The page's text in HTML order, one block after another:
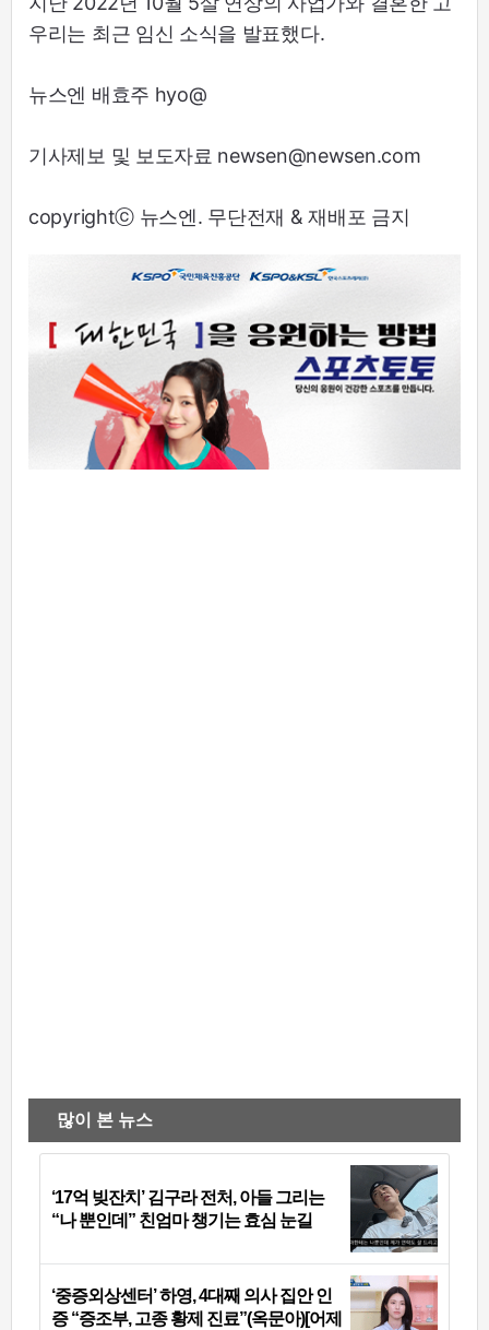
우리는 최근 임신 소식을 발표했다.
뉴스엔 배효주 hyo@
기사제보 및 보도자료 newsen@newsen.com
copyrightⓒ 뉴스엔. 무단전재 & 재배포 금지
많이 본 뉴스
‘17억 빚잔치’ 김구라 전처, 아들 그리는
“나 뿐인데” 친엄마 챙기는 효심 눈길
‘중증외상센터’ 하영, 4대째 의사 집안 인
증 “증조부, 고종 황제 진료”(옥문아)[어제